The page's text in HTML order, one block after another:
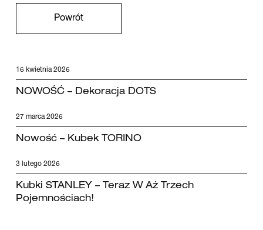
Powrót
16 kwietnia 2026
NOWOŚĆ – Dekoracja DOTS
27 marca 2026
Nowość – Kubek TORINO
3 lutego 2026
Kubki STANLEY – Teraz W Aż Trzech
Pojemnościach!